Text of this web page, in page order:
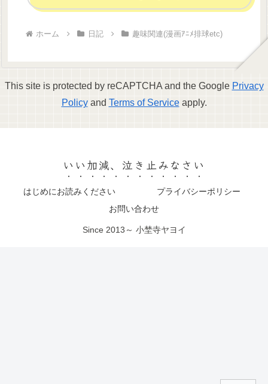
ホーム 日記 趣味関連(漫画ｱﾆﾒ排球etc)
This site is protected by reCAPTCHA and the Google Privacy
Policyand Terms of Serviceapply.
いい加減、泣き止みなさい
はじめにお読みください
プライバシーポリシー
お問い合わせ
Since 2013～ 小埜寺ヤヨイ